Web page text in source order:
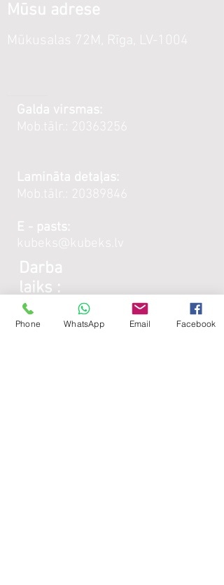
Mūsu adrese
Mūkusalas 72M, Rīga, LV-1004
Galda virsmas:
Mob.tālr.: 20363256
Lamināta detaļas:
Mob.tālr.: 20389846
E - pasts:
kubeks@kubeks.lv
Darba
laiks :
Phone WhatsApp Email Facebook